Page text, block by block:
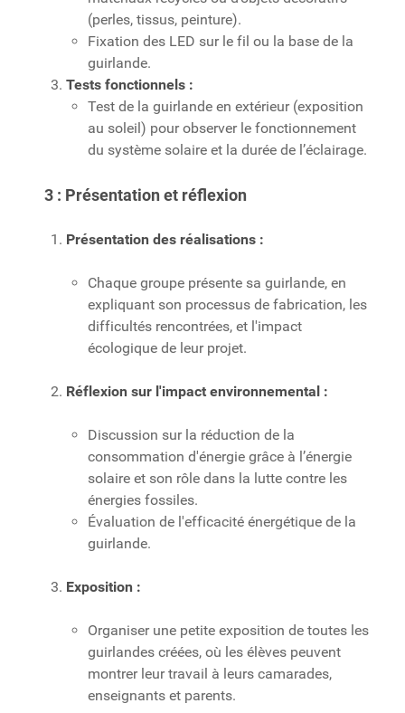
(perles, tissus, peinture).
Fixation des LED sur le fil ou la base de la
guirlande.
Tests fonctionnels :
Test de la guirlande en extérieur (exposition
au soleil) pour observer le fonctionnement
du système solaire et la durée de l’éclairage.
3 : Présentation et réflexion
Présentation des réalisations :
Chaque groupe présente sa guirlande, en
expliquant son processus de fabrication, les
difficultés rencontrées, et l'impact
écologique de leur projet.
Réflexion sur l'impact environnemental :
Discussion sur la réduction de la
consommation d'énergie grâce à l’énergie
solaire et son rôle dans la lutte contre les
énergies fossiles.
Évaluation de l'efficacité énergétique de la
guirlande.
Exposition :
Organiser une petite exposition de toutes les
guirlandes créées, où les élèves peuvent
montrer leur travail à leurs camarades,
enseignants et parents.